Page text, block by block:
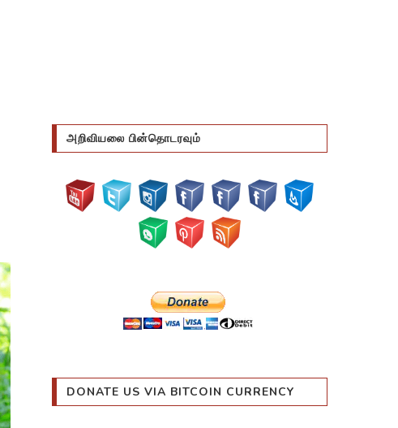
அறிவியலை பின்தொடரவும்
DONATE US VIA BITCOIN CURRENCY